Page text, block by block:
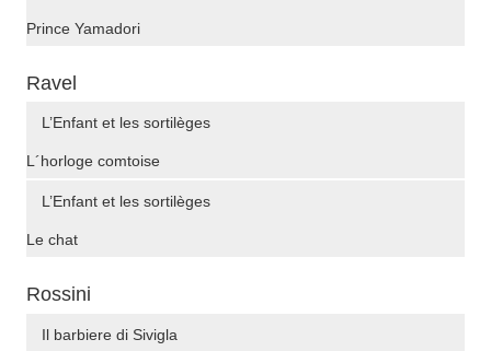
Prince Yamadori
Ravel
L’Enfant et les sortilèges
L´horloge comtoise
L’Enfant et les sortilèges
Le chat
Rossini
Il barbiere di Sivigla